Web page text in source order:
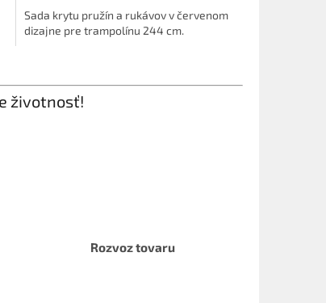
Sada krytu pružín a rukávov v červenom
dizajne pre trampolínu 244 cm.
životnosť!
Rozvoz tovaru